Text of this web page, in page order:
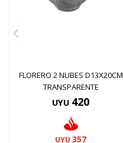
FLORERO 2 NUBES D13X20CM
TRANSPARENTE
UYU 420
UYU 357